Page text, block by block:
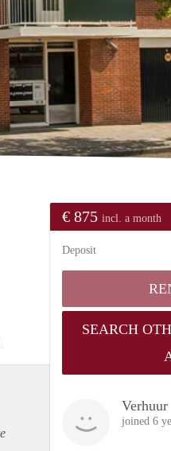
€ 875 incl. a month
Deposit
SEARCH
Verhuur
joined 6